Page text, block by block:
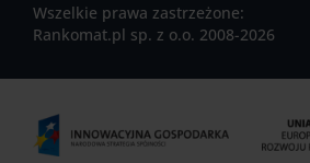
Wszelkie prawa zastrzeżone:
Rankomat.pl sp. z o.o. 2008-2026